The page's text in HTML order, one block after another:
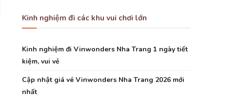
Kinh nghiệm đi các khu vui chơi lớn
Kinh nghiệm đi Vinwonders Nha Trang 1 ngày tiết
kiệm, vui vẻ
Cập nhật giá vé Vinwonders Nha Trang 2026 mới
nhất